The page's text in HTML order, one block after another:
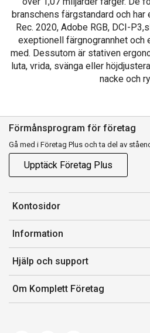
branschens färgstandard och
Rec. 2020, Adobe RGB, DCI-
exeptionell färgnogrannhet och
med. Dessutom är stativen
luta, vrida, svänga eller
nacke och
Förmånsprogram för företag
Gå med i Företag Plus och ta del av
Upptäck Företag Plus
Kontosidor
Mina sidor
Orderhistorik
Fakturor & Kvitton
Inköpslistor
Information
Försäljningsvillkor
Villkor för Komplett Företag Plus
Felsökning & guider
Hjälp och support
Kontakta oss
Kundservice
Om Komplett Företag